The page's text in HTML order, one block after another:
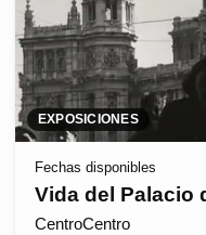
EXPOSICIONES
Fechas disponibles
Vida del Palacio
CentroCentro